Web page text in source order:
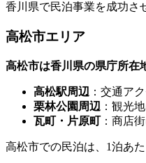
香川県で民泊事業を成功さ
高松市エリア
高松市は香川県の県庁所在
高松駅周辺 ：交通ア
栗林公園周辺 ：観光
瓦町・片原町：商店
高松市での民泊は、1泊あ